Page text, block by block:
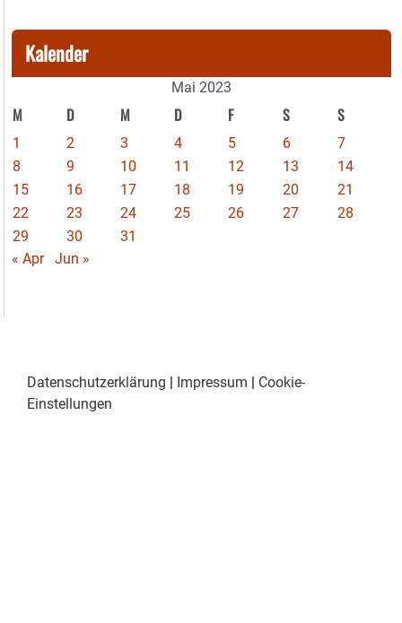
Kalender
Mai 2023
M D M D F S S
1 2 3 4 5 6
7
8
9 10 11 12 13
14
15
16 17 18 19 20
21
22
23 24 25 26 27
28
29
30
31
« Apr
Jun »
Datenschutzerklärung Impressum
Cookie-
Einstellungen